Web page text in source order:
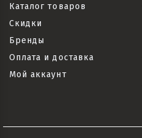
Каталог товаров
Скидки
Бренды
Оплата и доставка
Мой аккаунт